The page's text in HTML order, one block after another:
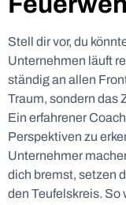
Stell dir vor, du
Unternehmen läuft
ständig an allen
Traum, sondern das
Ein erfahrener
Perspektiven zu
Unternehmer
dich bremst, setzen
den Teufelskreis. So